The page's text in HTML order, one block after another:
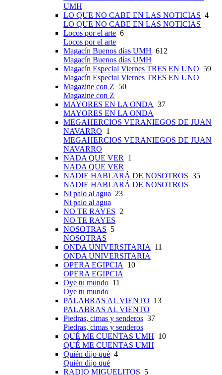
UMH
LO QUE NO CABE EN LAS NOTICIAS 4
LO QUE NO CABE EN LAS NOTICIAS
Locos por el arte 6
Locos por el arte
Magacín Buenos días UMH 612
Magacín Buenos días UMH
Magacín Especial Viernes TRES EN UNO 59
Magacín Especial Viernes TRES EN UNO
Magazine con Z 50
Magazine con Z
MAYORES EN LA ONDA 37
MAYORES EN LA ONDA
MEGAHERCIOS VERANIEGOS DE JUAN
NAVARRO 1
MEGAHERCIOS VERANIEGOS DE JUAN
NAVARRO
NADA QUE VER
1
NADA QUE VER
NADIE HABLARÁ DE NOSOTROS 35
NADIE HABLARÁ DE NOSOTROS
Ni palo al agua 23
Ni palo al agua
NO TE RAYES 2
NO TE RAYES
NOSOTRAS 5
NOSOTRAS
ONDA UNIVERSITARIA
11
ONDA UNIVERSITARIA
OPERA EGIPCIA
10
OPERA EGIPCIA
Oye tu mundo 11
Oye tu mundo
PALABRAS AL VIENTO 13
PALABRAS AL VIENTO
Piedras, cimas y senderos 37
Piedras, cimas y senderos
QUÉ ME CUENTAS UMH 10
QUÉ ME CUENTAS UMH
Quién dijo qué 4
Quién dijo qué
RADIO MIGUELITOS 5